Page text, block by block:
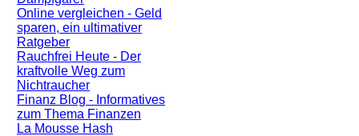
Online vergleichen - Geld
sparen, ein ultimativer
Ratgeber
Rauchfrei Heute - Der
kraftvolle Weg zum
Nichtraucher
Finanz Blog - Informatives
zum Thema Finanzen
La Mousse Hash